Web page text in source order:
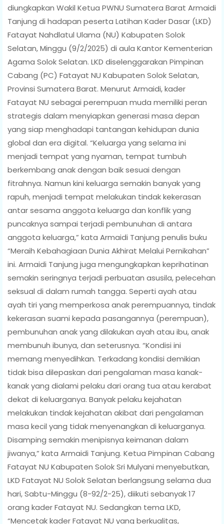
diungkapkan Wakil Ketua PWNU Sumatera Barat Armaidi
Tanjung di hadapan peserta Latihan Kader Dasar (LKD)
Fatayat Nahdlatul Ulama (NU) Kabupaten Solok
Selatan, Minggu (9/2/2025) di aula Kantor Kementerian
Agama Solok Selatan. LKD diselenggarakan Pimpinan
Cabang (PC) Fatayat NU Kabupaten Solok Selatan,
Provinsi Sumatera Barat. Menurut Armaidi, kader
Fatayat NU sebagai perempuan muda memiliki peran
strategis dalam menyiapkan generasi masa depan
yang siap menghadapi tantangan kehidupan dunia
global dan era digital. “Keluarga yang selama ini
menjadi tempat yang nyaman, tempat tumbuh
berkembang anak dengan baik sesuai dengan
fitrahnya. Namun kini keluarga semakin banyak yang
rapuh, menjadi tempat melakukan tindak kekerasan
antar sesama anggota keluarga dan konflik yang
puncaknya sampai terjadi pembunuhan di antara
anggota keluarga,” kata Armaidi Tanjung penulis buku
“Meraih Kebahagiaan Dunia Akhirat Melalui Pernikahan”
ini. Armaidi Tanjung juga mengungkapkan keprihatinan
semakin seringnya terjadi perbuatan asusila, pelecehan
seksual di dalam rumah tangga. Seperti ayah atau
ayah tiri yang memperkosa anak perempuannya, tindak
kekerasan suami kepada pasangannya (perempuan),
pembunuhan anak yang dilakukan ayah atau ibu, anak
membunuh ibunya, dan seterusnya. “Kondisi ini
memang menyedihkan. Terkadang kondisi demikian
tidak bisa dilepaskan dari pengalaman masa kanak-
kanak yang dialami pelaku dari orang tua atau kerabat
dekat di keluarganya. Banyak pelaku kejahatan
melakukan tindak kejahatan akibat dari pengalaman
masa kecil yang tidak menyenangkan di keluarganya.
Disamping semakin menipisnya keimanan dalam
jiwanya,” kata Armaidi Tanjung. Ketua Pimpinan Cabang
Fatayat NU Kabupaten Solok Sri Mulyani menyebutkan,
LKD Fatayat NU Solok Selatan berlangsung selama dua
hari, Sabtu-Minggu (8-92/2-25), diikuti sebanyak 17
orang kader Fatayat NU. Sedangkan tema LKD,
“Mencetak kader Fatayat NU yang berkualitas,